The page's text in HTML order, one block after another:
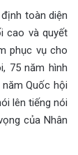
toàn diện
cao và quyết
phục vụ cho
75 năm hình
Quốc hội
lên tiếng nói
của Nhân